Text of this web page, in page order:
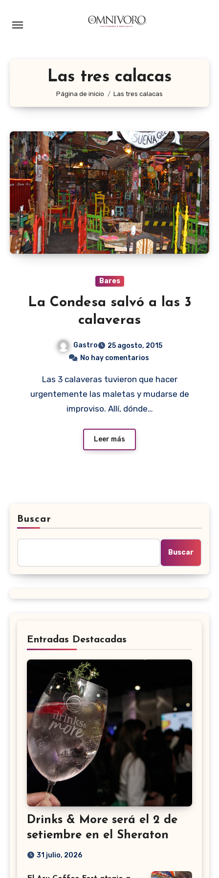
Las tres calacas
Página de inicio Las tres calacas
Bares
La Condesa salvó a las 3
calaveras
Gastro
25 agosto, 2015
No hay comentarios
Las 3 calaveras tuvieron que hacer
urgentemente las maletas y mudarse de
improviso. Allí, dónde…
Leer más
Buscar
Buscar
Entradas Destacadas
Drinks & More será el 2 de
setiembre en el Sheraton
31 julio, 2026